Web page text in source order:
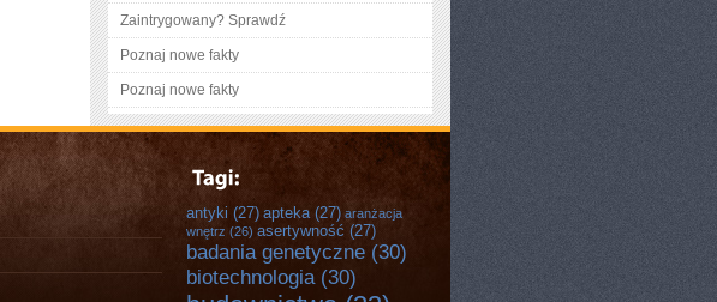
Zaintrygowany? Sprawdź
Poznaj nowe fakty
Poznaj nowe fakty
antyki (27) apteka(27) aranżacja
wnętrz (26) asertywność (27)
badania genetyczne (30)
biotechnologia(30)